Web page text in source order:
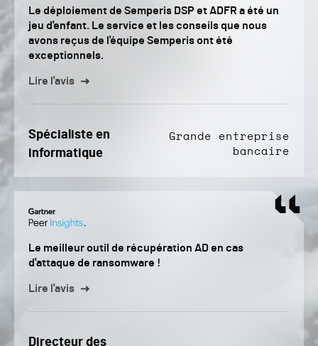
Le déploiement de Semperis DSP et ADFR a été un
jeu d'enfant. Le service et les conseils que nous
avons reçus de l'équipe Semperis ont été
exceptionnels.
Lire l'avis
Spécialiste en
informatique
Grande entreprise
bancaire
Le meilleur outil de récupération AD en cas
d'attaque de ransomware !
Lire l'avis
Directeur des